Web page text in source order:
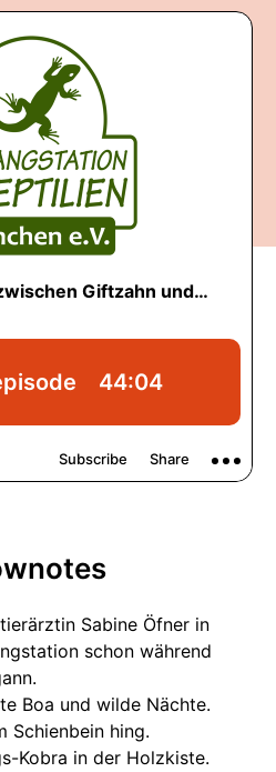
Sabine Öfner in
schon während
Boa und wilde Nächte.
Schienbein hing.
Kobra in der Holzkiste.